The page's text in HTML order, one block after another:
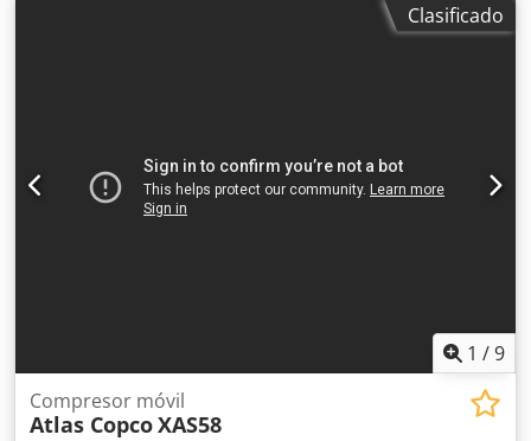
año de fabricación: 2015 motor: KUBOTA horas deClasificado
1 /9
Compresor móvil
Atlas CopcoXAS58